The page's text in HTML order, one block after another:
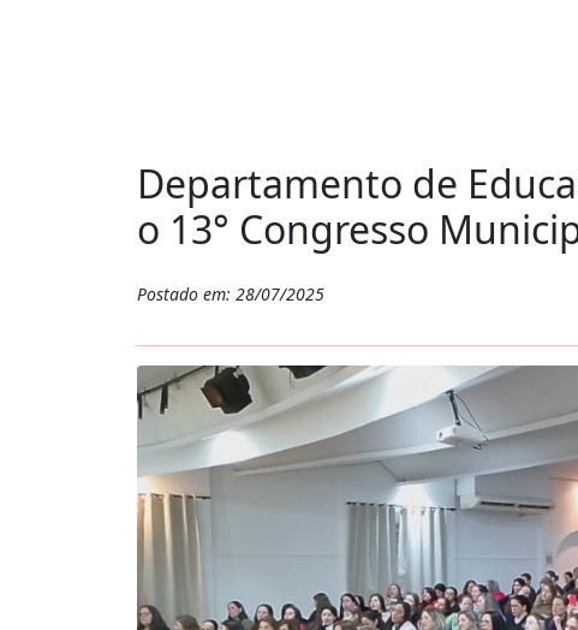
Departamento de
o 13° Congresso
Postado em: 28/07/2025